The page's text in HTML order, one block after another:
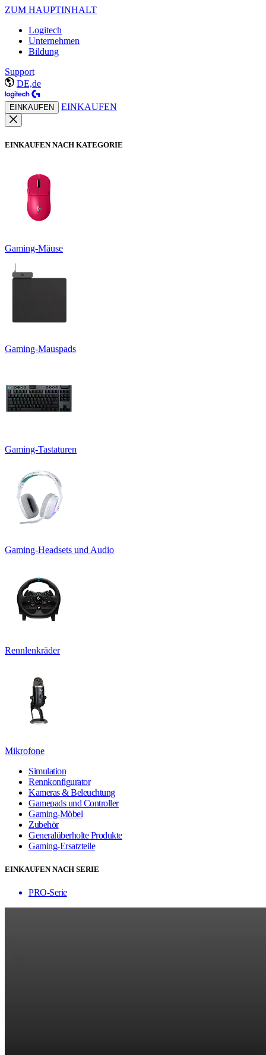
ZUM HAUPTINHALT
Logitech
Unternehmen
Bildung
Support
DE,de
EINKAUFEN EINKAUFEN
EINKAUFEN NACH KATEGORIE
Gaming-Mäuse
Gaming-Mauspads
Gaming-Tastaturen
Gaming-Headsets und Audio
Rennlenkräder
Mikrofone
Simulation
Rennkonfigurator
Kameras & Beleuchtung
Gamepads und Controller
Gaming-Möbel
Zubehör
Generalüberholte Produkte
Gaming-Ersatzteile
EINKAUFEN NACH SERIE
PRO-Serie